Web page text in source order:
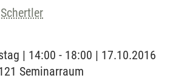
| 14:00 - 18:00 | 17.10.2016
Seminarraum